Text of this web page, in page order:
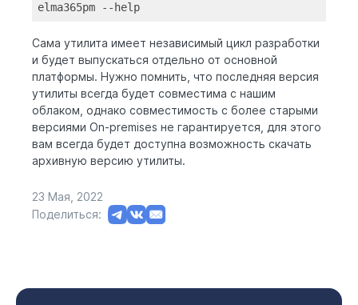
elma365pm -- help
Сама утилита имеет независимый цикл разработки
и будет выпускаться отдельно от основной
платформы. Нужно помнить, что последняя версия
утилиты всегда будет совместима с нашим
облаком, однако совместимость с более старыми
версиями On-premises не гарантируется, для этого
вам всегда будет доступна возможность скачать
архивную версию утилиты.
23 Мая, 2022
Поделиться: